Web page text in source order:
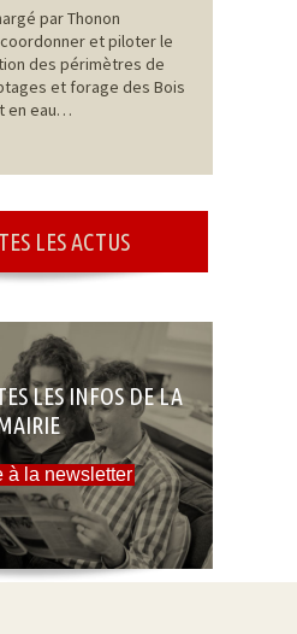
par Thonon
et piloter le
des périmètres de
et forage des Bois
en eau…
LES ACTUS
LES INFOS DE LA
à la newsletter